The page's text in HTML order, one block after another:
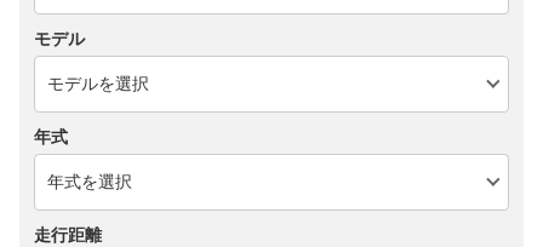
モデル
年式
走行距離